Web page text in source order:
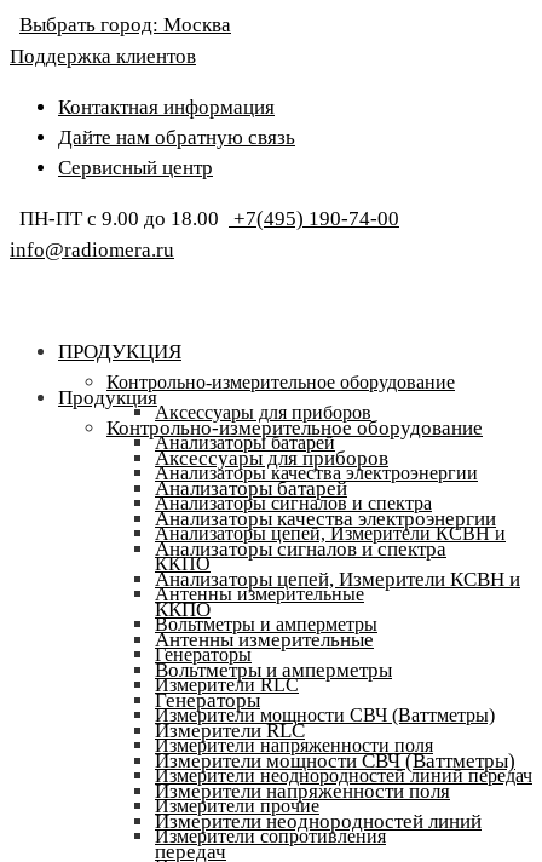
Выбрать город: Москва
Поддержка клиентов
Контактная информация
Дайте нам обратную связь
Сервисный центр
ПН-ПТ с 9.00 до 18.00
+7(495) 190-74-00
info@radiomera.ru
ПРОДУКЦИЯ
Контрольно-измерительное оборудование
Аксессуары для приборов
Анализаторы батарей
Анализаторы качества электроэнергии
Анализаторы сигналов и спектра
Анализаторы цепей, Измерители КСВН и
ККПО
Антенны измерительные
Вольтметры и амперметры
Генераторы
Измерители RLC
Измерители мощности СВЧ (Ваттметры)
Измерители напряженности поля
Измерители неоднородностей линий передач
Измерители прочие
Измерители сопротивления
Продукция
Контрольно-измерительное оборудование
Аксессуары для приборов
Анализаторы батарей
Анализаторы качества электроэнергии
Анализаторы сигналов и спектра
Анализаторы цепей, Измерители КСВН и
ККПО
Антенны измерительные
Вольтметры и амперметры
Генераторы
Измерители RLC
Измерители мощности СВЧ (Ваттметры)
Измерители напряженности поля
Измерители неоднородностей линий
передач